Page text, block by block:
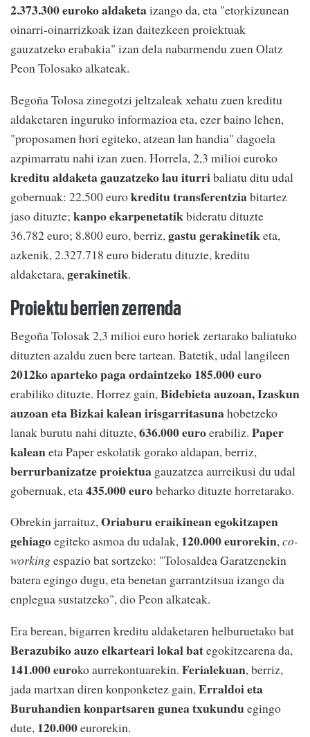
2.373.300 euroko aldaketaizango da, eta "etorkizunean
oinarri-oinarrizkoak izan daitezkeen proiektuak
gauzatzeko erabakia" izan dela nabarmendu zuen Olatz
Peon Tolosako alkateak.
Begoña Tolosa zinegotzi jeltzaleak xehatu zuen kreditu
aldaketaren inguruko informazioa eta, ezer baino lehen,
"proposamen hori egiteko, atzean lan handia" dagoela
azpimarratu nahi izan zuen. Horrela, 2,3 milioi euroko
kreditu aldaketa gauzatzeko lau iturribaliatu ditu udal
gobernuak: 22.500 eurokreditu transferentziabitartez
jaso dituzte; kanpo ekarpenetatikbideratu dituzte
36.782 euro; 8.800 euro, berriz,gastu gerakinetiketa,
azkenik, 2.327.718 euro bideratu dituzte, kreditu
aldaketara,gerakinetik.
Proiektu berrien zerrenda
Begoña Tolosak 2,3 milioi euro horiek zertarako baliatuko
dituzten azaldu zuen bere tartean. Batetik, udal langileen
2012ko aparteko paga ordaintzeko 185.000 euro
erabiliko dituzte. Horrez gain, Bidebieta auzoan, Izaskun
auzoan eta Bizkai kalean irisgarritasunahobetzeko
lanak burutu nahi dituzte, 636.000 euroerabiliz. Paper
kaleaneta Paper eskolatik gorako aldapan, berriz,
berrurbanizatze proiektua gauzatzea aurreikusi du udal
gobernuak, eta435.000 eurobeharko dituzte horretarako.
Obrekin jarraituz,Oriaburu eraikinean egokitzapen
gehiagoegiteko asmoa du udalak, 120.000 eurorekin,co-
workingespazio bat sortzeko: "Tolosaldea Garatzenekin
batera egingo dugu, eta benetan garrantzitsua izango da
enplegua sustatzeko", dio Peon alkateak.
Era berean, bigarren kreditu aldaketaren helburuetako bat
Berazubiko auzo elkarteari lokal bategokitzearena da,
141.000 euroko aurrekontuarekin. Ferialekuan, berriz,
jada martxan diren konponketez gain, Erraldoi eta
Buruhandien konpartsaren gunea txukunduegingo
dute, 120.000eurorekin.